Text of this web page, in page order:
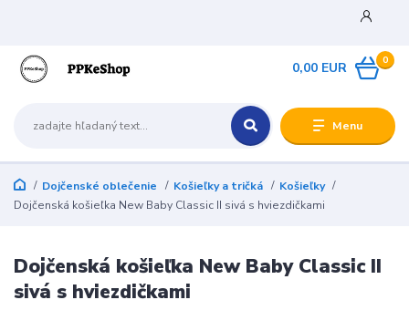
Menu
0
0,00 EUR
Dojčenské oblečenie Košieľky a tričká
Košieľky
Dojčenská košieľka New Baby Classic II sivá s hviezdičkami
Dojčenská košieľka New Baby Classic II
sivá s hviezdičkami